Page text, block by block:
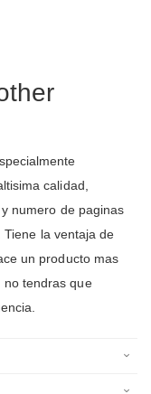
calidad,
numero de paginas
la ventaja de
un producto mas
no tendras que